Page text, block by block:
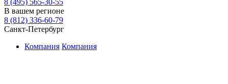
8 (495) 565-30-55
В вашем регионе
8 (812) 336-60-79
Санкт-Петербург
Компания Компания